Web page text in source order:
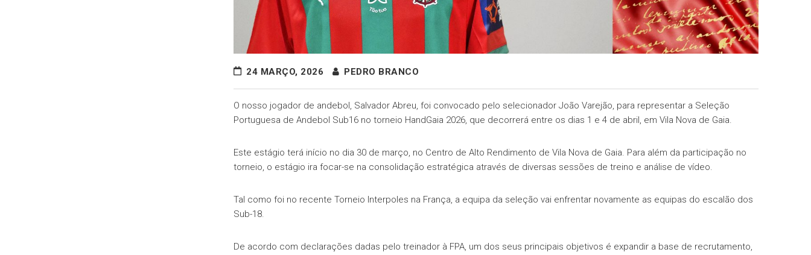
24 MARÇO, 2026 PEDRO BRANCO
O nosso jogador de andebol, Salvador Abreu, foi convocado pelo selecionador João Varejão, para representar a Seleção
Portuguesa de Andebol Sub16 no torneio HandGaia 2026, que decorrerá entre os dias 1 e 4 de abril, em Vila Nova de Gaia.
Este estágio terá início no dia 30 de março, no Centro de Alto Rendimento de Vila Nova de Gaia. Para além da participação no
torneio, o estágio ira focar-se na consolidação estratégica através de diversas sessões de treino e análise de vídeo.
Tal como foi no recente Torneio Interpoles na França, a equipa da seleção vai enfrentar novamente as equipas do escalão dos
Sub-18.
De acordo com declarações dadas pelo treinador à FPA, um dos seus principais objetivos é expandir a base de recrutamento,